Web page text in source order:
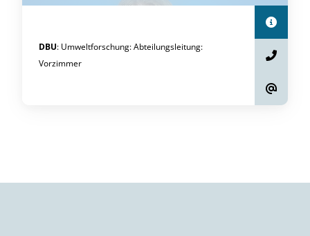
DBU: Umweltforschung:Abteilungsleitung:
Vorzimmer